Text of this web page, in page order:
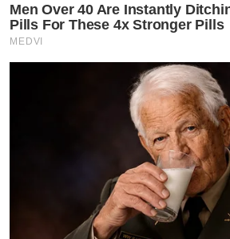
Men Over 40 Are Instantly
Pills For These 4x Stronger Pills
MEDVI